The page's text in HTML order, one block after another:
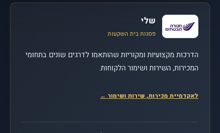
שלי
פסגות בית השקעות
הדרכות מקצועיות ומקוריות שהותאמו לדרגים שונים בתחומי
המכירות, השירות ושימור הלקוחות.
לאקדמיית מכירות, שירות ושימור ←